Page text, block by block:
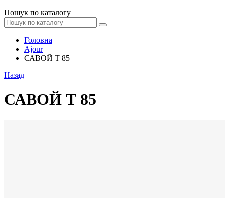
Пошук по каталогу
Головна
Ajour
САВОЙ Т 85
Назад
САВОЙ Т 85